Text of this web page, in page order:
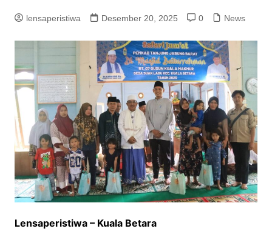
lensaperistiwa Desember 20, 2025 0 News
Lensaperistiwa – Kuala Betara